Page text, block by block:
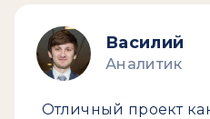
Василий
Аналитик
Отличный проект